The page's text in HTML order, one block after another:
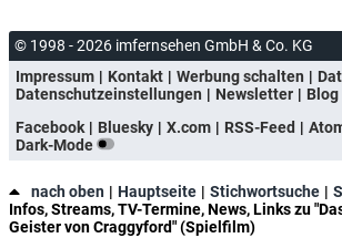
© 1998 - 2026 imfernsehen GmbH & Co. KG
Impressum
Kontakt Werbung schalten
Datenschutzeinstellungen
Newsletter
Blog
Facebook
Bluesky X.com RSS-Feed
Dark-Mode
nach oben Hauptseite Stichwortsuche
Infos, Streams, TV-Termine, News, Links zu
Geister von Craggyford" (Spielfilm)